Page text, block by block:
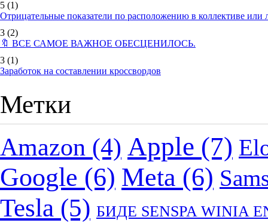
5 (1)
Отрицательные показатели по расположению в коллективе
3 (2)
🔖 ВСЕ САМОЕ ВАЖНОЕ ОБЕСЦЕНИЛОСЬ.
3 (1)
Заработок на составлении кроссвордов
Метки
Amazon (4) Apple (7)
Google (6) Meta (6)
Tesla (5) БИДЕ SENSPA WINIA